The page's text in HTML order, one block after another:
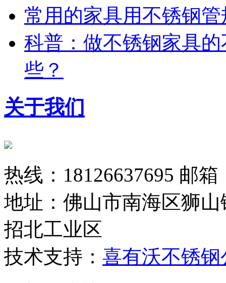
常用的家具用不锈钢
科普：做不锈钢家具
些？
关于我们
热线：18126637695 邮箱
地址：佛山市南海区狮
招北工业区
技术支持： 喜有沃不锈钢